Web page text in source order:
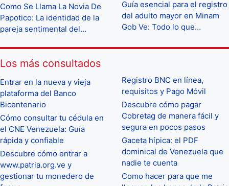
Como Se Llama La Novia De
Papotico: La identidad de la
pareja sentimental del…
Guía esencial para el registro
del adulto mayor en Minam
Gob Ve: Todo lo que…
Los más consultados
Entrar en la nueva y vieja
plataforma del Banco
Bicentenario
Cómo consultar tu cédula en
el CNE Venezuela: Guía
rápida y confiable
Descubre cómo entrar a
www.patria.org.ve y
gestionar tu monedero de
Registro BNC en línea,
requisitos y Pago Móvil
Descubre cómo pagar
Cobretag de manera fácil y
segura en pocos pasos
Gaceta hípica: el PDF
dominical de Venezuela que
nadie te cuenta
Como hacer para que me